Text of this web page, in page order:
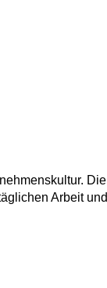
Die
Arbeit und